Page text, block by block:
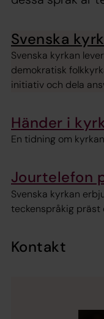
Svenska
Svenska kyrkan
demokratisk
initiativ och dela
Händer i
En tidning om
Jourtelefon
Svenska kyrkan
teckenspråkig präst
Kontakt